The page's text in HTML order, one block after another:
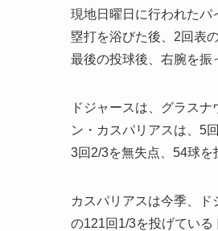
現地日曜日に行われたパ
塁打を浴びた後、2回表
最後の投球後、右腕を振
ドジャースは、グラス
ン・カスパリアスは、5
3回2/3を無失点、54球を
カスパリアスは今季、
の121回1/3を投げてい